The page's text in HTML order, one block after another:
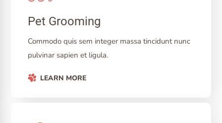
Pet Grooming
Commodo quis sem integer massa tincidunt nunc
pulvinar sapien et ligula.
LEARN MORE